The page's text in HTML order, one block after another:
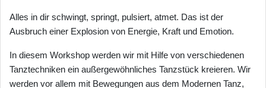
Alles in dir schwingt, springt, pulsiert, atmet. Das ist der
Ausbruch einer Explosion von Energie, Kraft und Emotion.
In diesem Workshop werden wir mit Hilfe von verschiedenen
Tanztechniken ein außergewöhnliches Tanzstück kreieren. Wir
werden vor allem mit Bewegungen aus dem Modernen Tanz,